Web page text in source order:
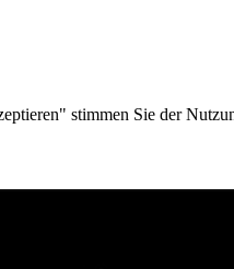
stimmen Sie der